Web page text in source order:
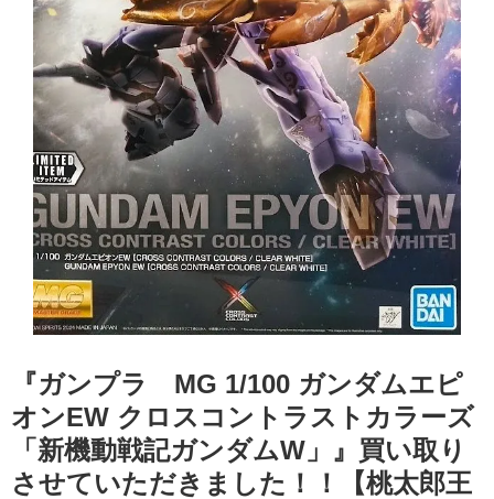
『ガンプラ MG 1/100 ガンダムエピ
オンEW クロスコントラストカラーズ
「新機動戦記ガンダムW」』買い取り
させていただきました！！【桃太郎王